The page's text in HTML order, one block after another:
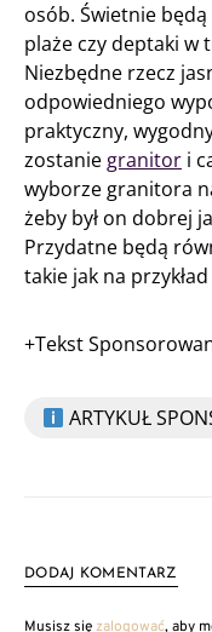
osób. Świetnie
plaże czy deptaki w
Niezbędne rzecz
odpowiedniego
praktyczny,
zostanie granitor i
wyborze granitora
żeby był on dobrej
Przydatne będą
takie jak na
+Tekst
ARTYKUŁ
DODAJ KOMENTARZ
Musisz sięzalogować, aby